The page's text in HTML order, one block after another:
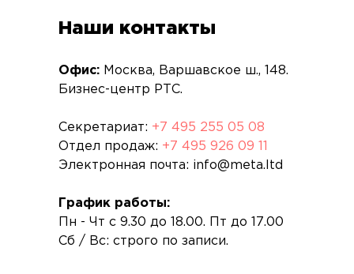
Офис: Москва, Варшавское ш., 148.
Бизнес-центр РТС.
Секретариат: +7 495 255 05 08
Отдел продаж: +7 495 926 09 11
Электронная почта: info@meta.ltd
График работы:
Пн - Чт с 9.30 до 18.00. Пт до 17.00
Сб / Вс: строго по записи.
Наши контакты